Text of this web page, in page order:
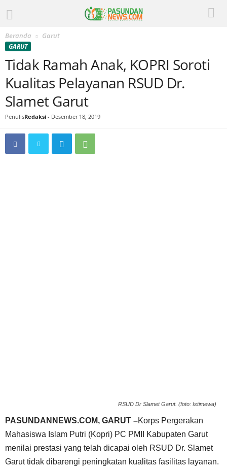
Beranda Garut
GARUT
Tidak Ramah Anak, KOPRI Soroti
Kualitas Pelayanan RSUD Dr.
Slamet Garut
PenulisRedaksi - Desember 18, 2019
RSUD Dr Slamet Garut. (foto: Istimewa)
PASUNDANNEWS.COM, GARUT –Korps Pergerakan
Mahasiswa Islam Putri (Kopri) PC PMII Kabupaten Garut
menilai prestasi yang telah dicapai oleh RSUD Dr. Slamet
Garut tidak dibarengi peningkatan kualitas fasilitas layanan.